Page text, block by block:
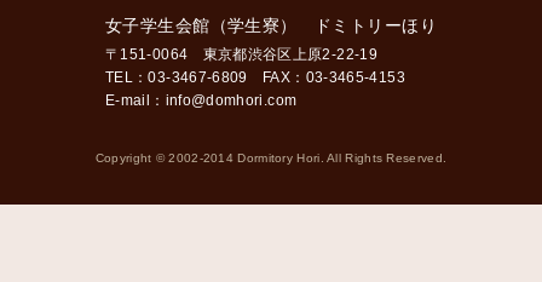
女子学生会館（学生寮） ドミトリーほり
〒151-0064 東京都渋谷区上原2-22-19
TEL：03-3467-6809 FAX：03-3465-4153
E-mail： info@domhori.com
Copyright © 2002-2014 Dormitory Hori. All Rights Reserved.